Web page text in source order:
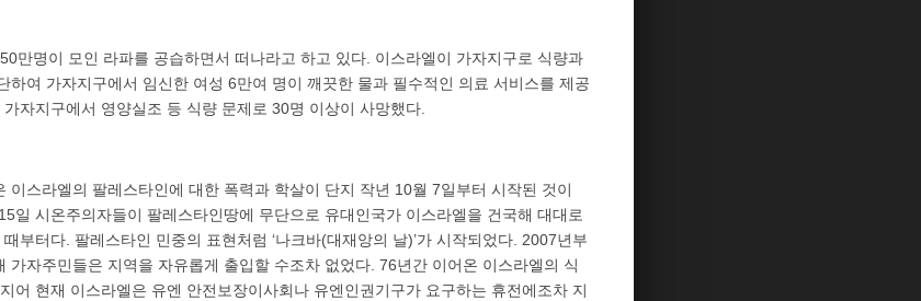
만명이 모인 라파를 공습하면서 떠나라고 하고 있다. 이스라엘이 가자지구로 식량과
하여 가자지구에서 임신한 여성 6만여 명이 깨끗한 물과 필수적인 의료 서비스를 제공
자지구에서 영양실조 등 식량 문제로 30명 이상이 사망했다.
이스라엘의 팔레스타인에 대한 폭력과 학살이 단지 작년 10월 7일부터 시작된 것이
일 시온주의자들이 팔레스타인땅에 무단으로 유대인국가 이스라엘을 건국해 대대로
부터다. 팔레스타인 민중의 표현처럼 ‘나크바(대재앙의 날)’가 시작되었다. 2007년부
가자주민들은 지역을 자유롭게 출입할 수조차 없었다. 76년간 이어온 이스라엘의 식
어 현재 이스라엘은 유엔 안전보장이사회나 유엔인권기구가 요구하는 휴전에조차 지